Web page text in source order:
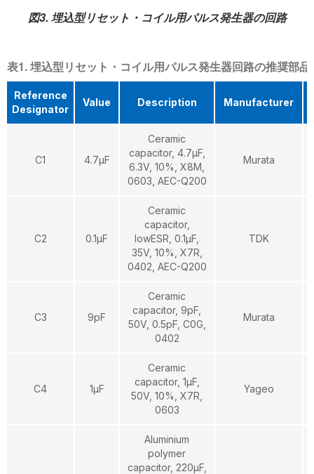
図3. 埋込型リセット・コイル用パルス発生器の回路
表1. 埋込型リセット・コイル用パルス発生器回路の推奨部品
Reference
Designator
Value Description Manufacturer
C1 4.7µF
Ceramic
capacitor, 4.7µF,
6.3V, 10%, X8M,
0603, AEC-Q200
Murata
C2 0.1µF
Ceramic
capacitor,
lowESR, 0.1µF,
35V, 10%, X7R,
0402, AEC-Q200
TDK
C3 9pF
Ceramic
capacitor, 9pF,
50V, 0.5pF, C0G,
0402
Murata
C4 1µF
Ceramic
capacitor, 1µF,
50V, 10%, X7R,
0603
Yageo
Aluminium
polymer
capacitor, 220µF,